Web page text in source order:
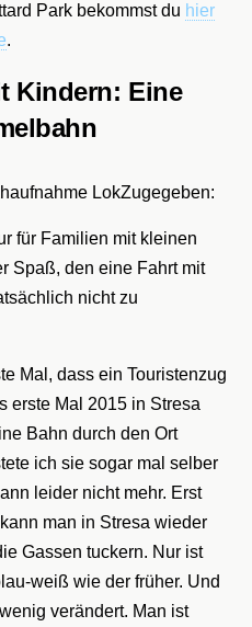
Park bekommst du hier
.
Kindern: Eine
Zugegeben:
für Familien mit kleinen
Spaß, den eine Fahrt mit
nicht zu
Mal, dass ein Touristenzug
erste Mal 2015 in Stresa
Bahn durch den Ort
ich sie sogar mal selber
leider nicht mehr. Erst
man in Stresa wieder
Gassen tuckern. Nur ist
weiß wie der früher. Und
verändert. Man ist